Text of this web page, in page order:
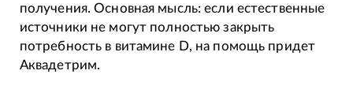
получения. Основная мысль: если естественные
источники не могут полностью закрыть
потребность в витамине D, на помощь придет
Аквадетрим.